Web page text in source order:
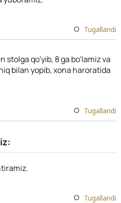
Tugallandi
stolga qo'yib, 8 ga bo'lamiz va
bilan yopib, xona haroratida
Tugallandi
Tugallandi